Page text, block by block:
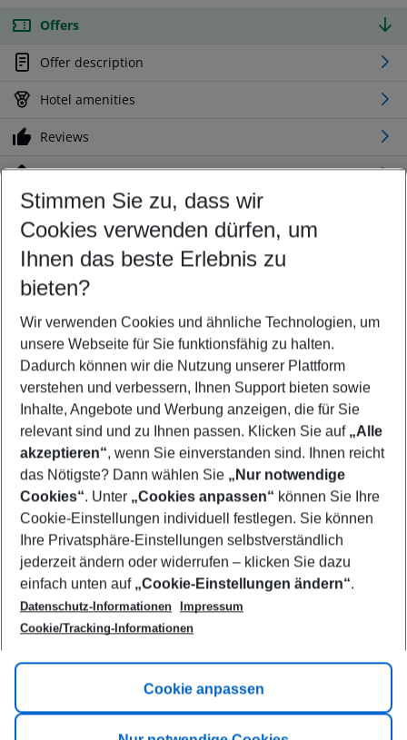
Offers
Offer description
Hotel amenities
Reviews
Location
Customize your offer
Find the perfect deal which suits your best
Your departure airport
Any airport
Select your date range
11/08/26–09/08/27 5-8 nights
Who will travel
2 adults No children
Show more filter
Footer
Footer navigation
Title A
Link A
Stimmen Sie zu, dass wir
Cookies verwenden dürfen, um
Ihnen das beste Erlebnis zu
bieten?
Wir verwenden Cookies und ähnliche Technologien, um
unsere Webseite für Sie funktionsfähig zu halten.
Dadurch können wir die Nutzung unserer Plattform
verstehen und verbessern, Ihnen Support bieten sowie
Inhalte, Angebote und Werbung anzeigen, die für Sie
relevant sind und zu Ihnen passen. Klicken Sie auf „Alle
akzeptieren“, wenn Sie einverstanden sind. Ihnen reicht
das Nötigste? Dann wählen Sie „Nur notwendige
Cookies“. Unter „Cookies anpassen“ können Sie Ihre
Cookie-Einstellungen individuell festlegen. Sie können
Ihre Privatsphäre-Einstellungen selbstverständlich
jederzeit ändern oder widerrufen – klicken Sie dazu
einfach unten auf „Cookie-Einstellungen ändern“.
Datenschutz-Informationen
Impressum
Cookie/Tracking-Informationen
Cookie anpassen